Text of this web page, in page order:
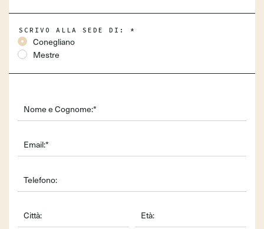
SCRIVO ALLA SEDE DI: *
Conegliano
Mestre